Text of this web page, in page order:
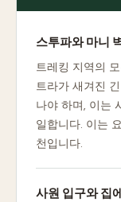
스투파와 마니
트레킹 지역의
트라가 새겨진
나야 하며, 이는
일합니다. 이는
천입니다.
사원 입구와 집